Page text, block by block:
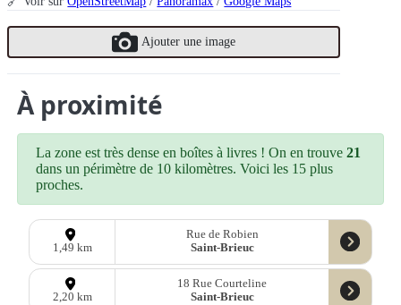
Ajouter une image
À proximité
La zone est très dense en boîtes à livres ! On en trouve21
dans un périmètre de 10 kilomètres. Voici les 15 plus
proches.
1,49 km
Rue de Robien
Saint-Brieuc
2,20 km
18 Rue Courteline
Saint-Brieuc